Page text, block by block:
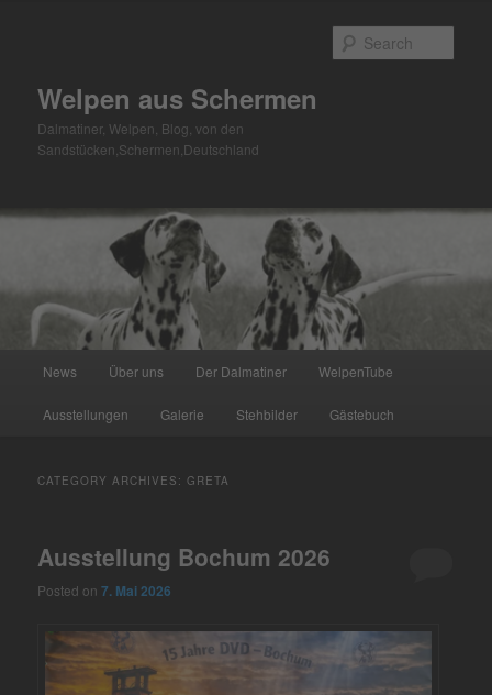
Welpen aus Schermen
Dalmatiner, Welpen, Blog, von den
Sandstücken,Schermen,Deutschland
News Über uns Der Dalmatiner WelpenTube
Ausstellungen Galerie Stehbilder Gästebuch
CATEGORY ARCHIVES:GRETA
Ausstellung Bochum 2026
Posted on7. Mai 2026